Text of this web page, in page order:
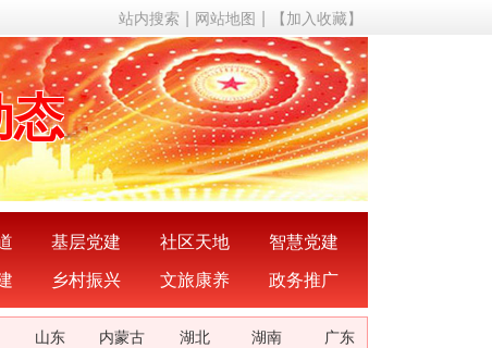
站内搜索 网站地图 【加入收藏】
音
态
果
就
论
基层党建 社区天地
智慧党建
乡村振兴 文旅康养 政务推广
山东 内蒙古 湖北 湖南
广东